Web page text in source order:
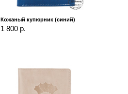
Кожаный купюрник (синий)
1 800 р.